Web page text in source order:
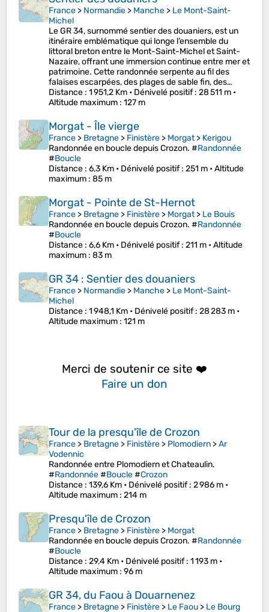
France > Normandie > Manche > Le Mont-Saint-
Michel
Le GR 34, surnommé sentier des douaniers, est un
itinéraire emblématique qui longe l’ensemble du
littoral breton entre le Mont-Saint-Michel et Saint-
Nazaire, offrant une immersion continue entre mer et
patrimoine. Cette randonnée serpente au fil des
falaises escarpées, des plages de sable fin, des…
Distance : 1 951,2 Km • Dénivelé positif: 28 511 m •
Altitude maximum : 127 m
Morgat - Île vierge
France > Bretagne > Finistère > Morgat> Kerigou
Randonnée en boucle depuis Crozon. #Randonnée
#Boucle
Distance : 6,3 Km • Dénivelé positif: 251 m •Altitude
maximum : 85 m
Morgat - Pointe de St-Hernot
France > Bretagne > Finistère > Morgat> Le Bouis
Randonnée en boucle depuis Crozon. #Randonnée
#Boucle
Distance : 6,6 Km • Dénivelé positif: 211 m •Altitude
maximum : 83 m
GR 34 : Sentier des douaniers
France > Normandie > Manche > Le Mont-Saint-
Michel
Distance : 1 948,1 Km • Dénivelé positif: 28 283 m •
Altitude maximum : 121 m
Merci de soutenir ce site ❤️
Faire un don
Tour de la presqu'île de Crozon
France > Bretagne > Finistère > Plomodiern >Ar
Vodennic
Randonnée entre Plomodiern et Chateaulin.
#Randonnée#Boucle#Crozon
Distance : 139,6 Km • Dénivelé positif: 2 986 m •
Altitude maximum : 214 m
Presqu'île de Crozon
France > Bretagne > Finistère > Morgat
Randonnée en boucle depuis Crozon. #Randonnée
#Boucle
Distance : 29,4 Km • Dénivelé positif: 1 193 m •
Altitude maximum : 96 m
GR 34, du Faou à Douarnenez
France > Bretagne > Finistère > Le Faou > Le Bourg